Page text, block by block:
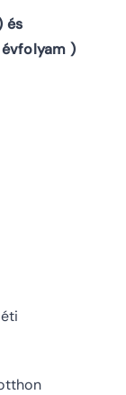
és
évfolyam )